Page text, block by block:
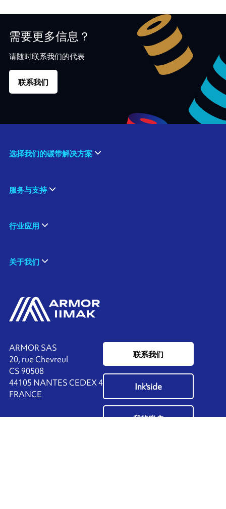
需要更多信息？
请随时联系我们的代表
联系我们
ARMOR SAS
20, rue Chevreul
CS 90508
44105 NANTES CEDEX 4
FRANCE
联系我们
Ink'side
我的账户
选择我们的碳带解决方案
服务与支持
行业应用
关于我们